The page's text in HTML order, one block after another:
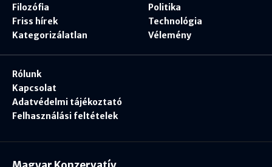
Filozófia
Friss hírek
Kategorizálatlan
Politika
Technológia
Vélemény
Rólunk
Kapcsolat
Adatvédelmi tájékoztató
Felhasználási feltételek